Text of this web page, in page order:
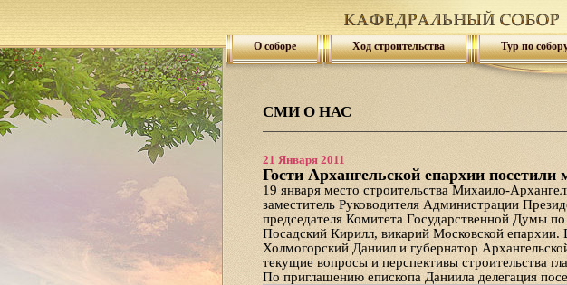
О соборе Ход строительства Тур по
СМИ О НАС
21 Января 2011
Гости Архангельской епархии посетили
19 января место строительства Михаило-
заместитель Руководителя Администрации
председателя Комитета Государственной Думы
Посадский Кирилл, викарий Московской епархии.
Холмогорский Даниил и губернатор
текущие вопросы и перспективы строительства
По приглашению епископа Даниила делегация